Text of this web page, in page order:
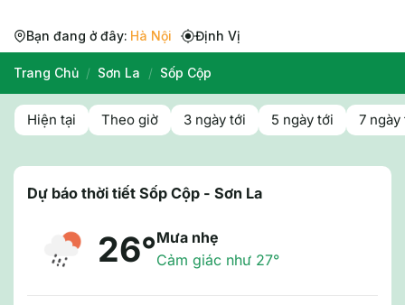
Bạn đang ở đây: Hà Nội Định Vị
Trang Chủ / Sơn La / Sốp Cộp
Hiện tại Theo giờ 3 ngày tới 5 ngày tới 7 ngày
Dự báo thời tiết Sốp Cộp - Sơn La
26°Mưa nhẹ
Cảm giác như 27°